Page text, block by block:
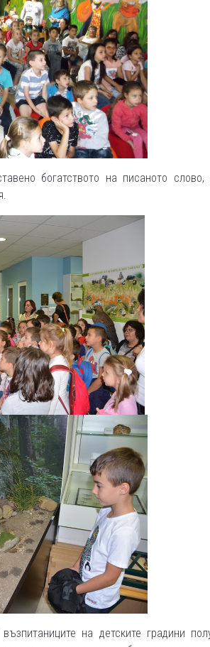
богатството на писаното слово,
на детските градини